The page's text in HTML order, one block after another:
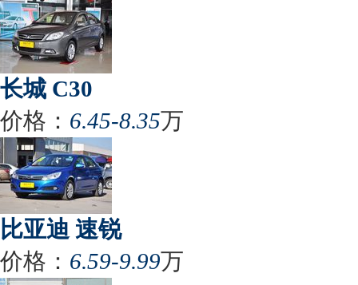
长城 C30
价格： 6.45-8.35万
比亚迪 速锐
价格： 6.59-9.99万